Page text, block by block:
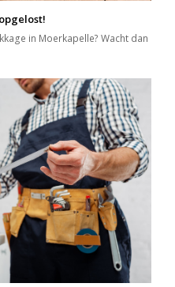
in Moerkapelle? Wacht dan